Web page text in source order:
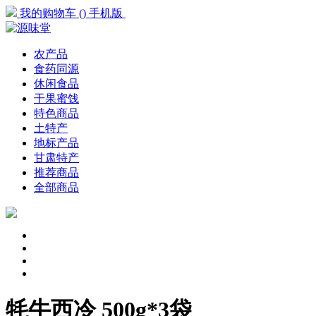
我的购物车 () 手机版
农产品
食药同源
休闲食品
干果蜜饯
特色商品
土特产
地标产品
甘肃特产
推荐商品
全部商品
牦牛西冷 500g*3袋